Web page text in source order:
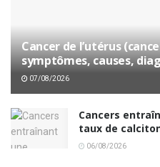
Cancer de l’utérus
symptômes, causes,
07/08/2026
Cancers
taux de
06/08/2026